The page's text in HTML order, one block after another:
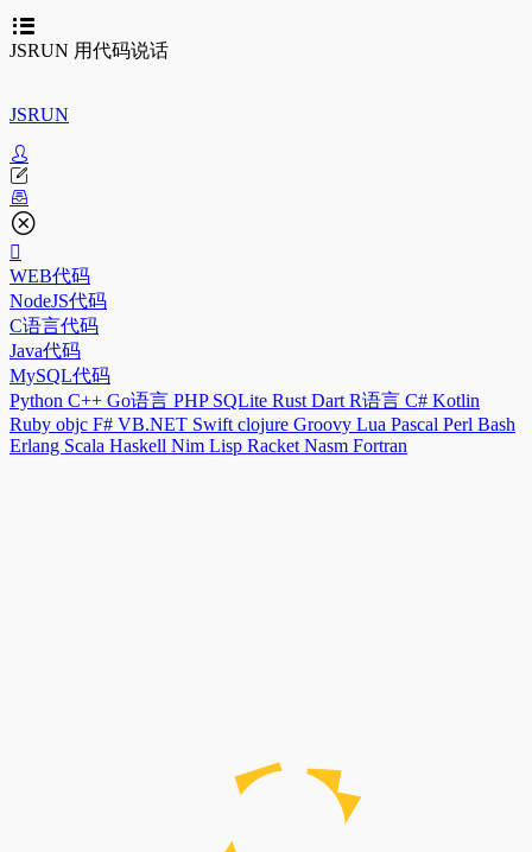
JSRUN 用代码说话
JSRUN
WEB代码
NodeJS代码
C语言代码
Java代码
MySQL代码
Python C++ Go语言 PHP SQLite Rust Dart R语言 C# Kotlin
Ruby objc F# VB.NET Swift clojure Groovy Lua Pascal Perl Bash
Erlang Scala Haskell Nim Lisp Racket Nasm Fortran